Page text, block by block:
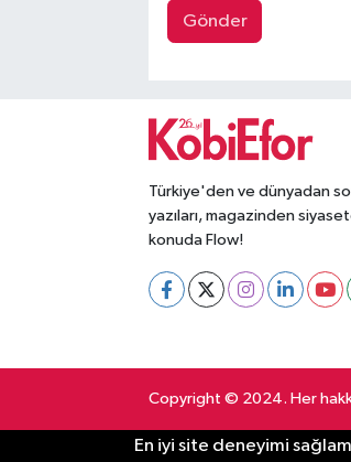
Gönder
Türkiye'den ve dünyadan
yazıları, magazinden
konuda Flow!
Copyright © 2024. Her hakkı
En iyi site deneyimi